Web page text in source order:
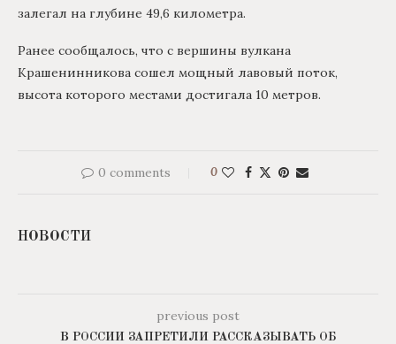
залегал на глубине 49,6 километра.
Ранее сообщалось, что с вершины вулкана
Крашенинникова сошел мощный лавовый поток,
высота которого местами достигала 10 метров.
0 comments 0
НОВОСТИ
previous post
В РОССИИ ЗАПРЕТИЛИ РАССКАЗЫВАТЬ ОБ